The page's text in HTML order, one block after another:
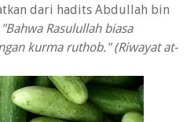
dari hadits Abdullah bin
"Bahwa Rasulullah biasa
kurma ruthob." (Riwayat at-